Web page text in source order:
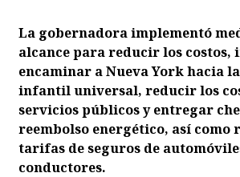
La gobernadora implementó
alcance para reducir los costos,
encaminar a Nueva York hacia
infantil universal, reducir los
servicios públicos y entregar
reembolso energético, así como
tarifas de seguros de
conductores.